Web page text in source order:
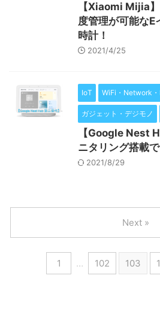
【Xiaomi Mijia
度管理が可能なE
時計！
2021/4/25
IoT WiFi・Network
ガジェット・デジモノ
【Google Nest
ニタリング搭載
2021/8/29
1 … 102 103
Next »